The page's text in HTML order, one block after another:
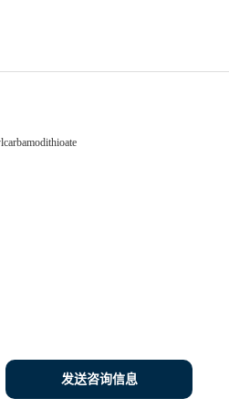
发送咨询信息